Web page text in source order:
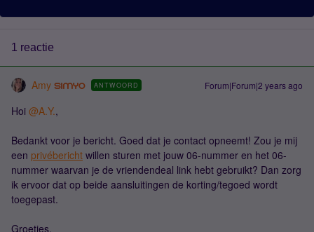
1 reactie
Amy ANTWOORD Forum|Forum|2 years ago
Hoi @A.Y.,
Bedankt voor je bericht. Goed dat je contact opneemt! Zou je mij
een privébericht willen sturen met jouw 06-nummer en het 06-
nummer waarvan je de vriendendeal link hebt gebruikt? Dan zorg
ik ervoor dat op beide aansluitingen de korting/tegoed wordt
toegepast.
Groetjes,